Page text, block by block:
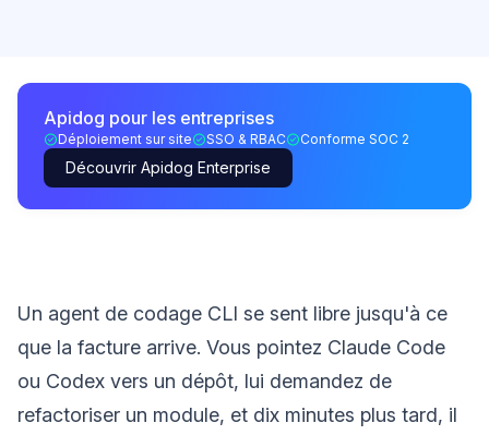
Apidog pour les entreprises
Déploiement sur site SSO & RBAC Conforme SOC 2
Découvrir Apidog Enterprise
Un agent de codage CLI se sent libre jusqu'à ce
que la facture arrive. Vous pointez Claude Code
ou Codex vers un dépôt, lui demandez de
refactoriser un module, et dix minutes plus tard, il